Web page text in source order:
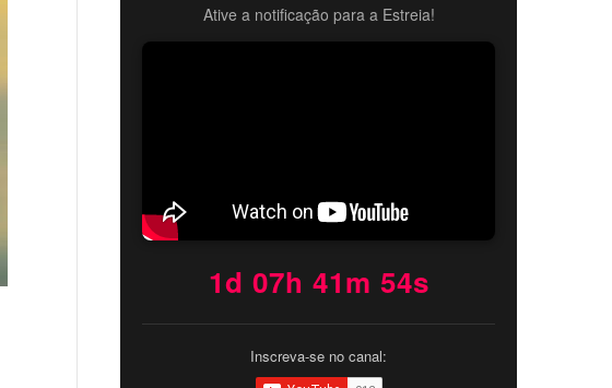
Ative a notificação para a Estreia!
1d 07h 41m 53s
Inscreva-se no canal: